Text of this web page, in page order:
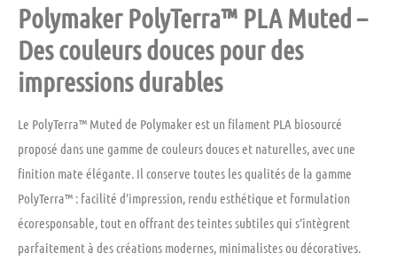
Polymaker PolyTerra™ PLA Muted –
Des couleurs douces pour des
impressions durables
Le PolyTerra™ Muted de Polymakerest un filament PLA biosourcé
proposé dans une gamme de couleurs douces et naturelles, avec une
finition mate élégante. Il conserve toutes les qualités de la gamme
PolyTerra™ : facilité d’impression, rendu esthétique et formulation
écoresponsable, tout en offrant des teintes subtiles qui s’intègrent
parfaitement à des créations modernes, minimalistes ou décoratives.